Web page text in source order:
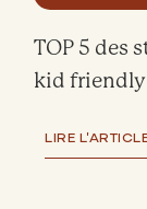
TOP 5 des
kid friendly
LIRE